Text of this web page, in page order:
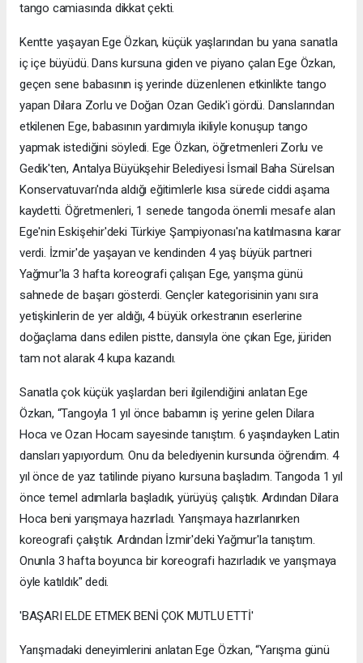
tango camiasında dikkat çekti.
Kentte yaşayan Ege Özkan, küçük yaşlarından bu yana sanatla
iç içe büyüdü. Dans kursuna giden ve piyano çalan Ege Özkan,
geçen sene babasının iş yerinde düzenlenen etkinlikte tango
yapan Dilara Zorlu ve Doğan Ozan Gedik'i gördü. Danslarından
etkilenen Ege, babasının yardımıyla ikiliyle konuşup tango
yapmak istediğini söyledi. Ege Özkan, öğretmenleri Zorlu ve
Gedik'ten, Antalya Büyükşehir Belediyesi İsmail Baha Sürelsan
Konservatuvarı'nda aldığı eğitimlerle kısa sürede ciddi aşama
kaydetti. Öğretmenleri, 1 senede tangoda önemli mesafe alan
Ege'nin Eskişehir'deki Türkiye Şampiyonası'na katılmasına karar
verdi. İzmir'de yaşayan ve kendinden 4 yaş büyük partneri
Yağmur'la 3 hafta koreografi çalışan Ege, yarışma günü
sahnede de başarı gösterdi. Gençler kategorisinin yanı sıra
yetişkinlerin de yer aldığı, 4 büyük orkestranın eserlerine
doğaçlama dans edilen pistte, dansıyla öne çıkan Ege, jüriden
tam not alarak 4 kupa kazandı.
Sanatla çok küçük yaşlardan beri ilgilendiğini anlatan Ege
Özkan, “Tangoyla 1 yıl önce babamın iş yerine gelen Dilara
Hoca ve Ozan Hocam sayesinde tanıştım. 6 yaşındayken Latin
dansları yapıyordum. Onu da belediyenin kursunda öğrendim. 4
yıl önce de yaz tatilinde piyano kursuna başladım. Tangoda 1 yıl
önce temel adımlarla başladık, yürüyüş çalıştık. Ardından Dilara
Hoca beni yarışmaya hazırladı. Yarışmaya hazırlanırken
koreografi çalıştık. Ardından İzmir'deki Yağmur'la tanıştım.
Onunla 3 hafta boyunca bir koreografi hazırladık ve yarışmaya
öyle katıldık" dedi.
'BAŞARI ELDE ETMEK BENİ ÇOK MUTLU ETTİ'
Yarışmadaki deneyimlerini anlatan Ege Özkan, “Yarışma günü